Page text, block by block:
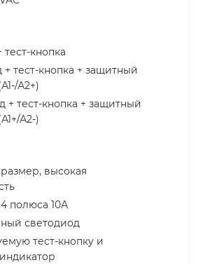
тест-кнопка
+ тест-кнопка + защитный
А2+)
+ тест-кнопка + защитный
А2-)
высокая
полюса 10А
светодиод
тест-кнопку и